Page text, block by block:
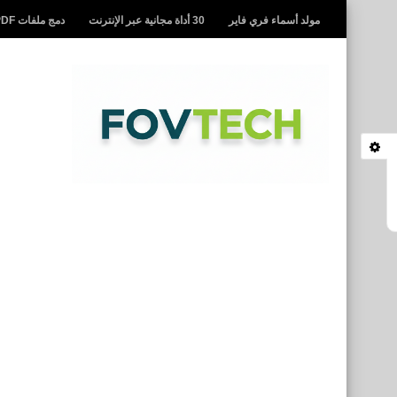
مولد أسماء فري فاير 30 أداة مجانية عبر الإنترنت دمج ملفات PDF